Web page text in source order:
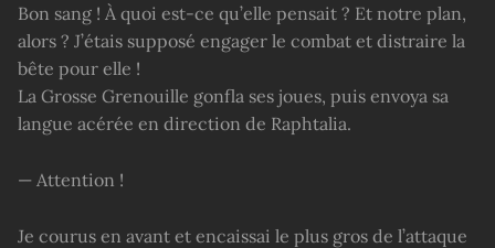
Bon sang ! À quoi est-ce qu’elle pensait ? Et notre plan,
alors ? J’étais supposé engager le combat et distraire la
bête pour elle !
La Grosse Grenouille gonfla ses joues, puis envoya sa
langue acérée en direction de Raphtalia.
— Attention !
Je courus en avant et encaissai le plus gros de l’attaque